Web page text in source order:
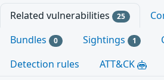
Related vulnerabilities 25
Bundles 0 Sightings 1
Detection rules
ATT&CK